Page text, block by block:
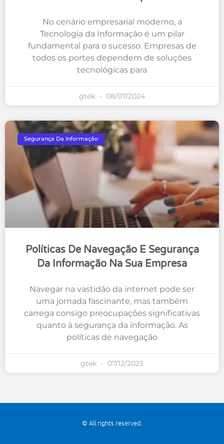
No cenário empresarial moderno, a
Tecnologia da Informação é um pilar
fundamental para o sucesso. Empresas de
todos os portes dependem de soluções
tecnológicas para
gtek 08/07/2024
Segurança Da Informação
Políticas De Navegação E Segurança
Da Informação Na Sua Empresa
Navegar na vastidão da internet pode ser
uma jornada fascinante, mas também
carrega consigo preocupações significativas
quanto à segurança da informação. As
políticas de navegação
gtek 07/12/2023
© All rights reserved.